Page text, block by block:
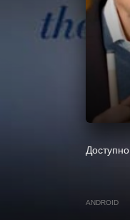
ANDROID